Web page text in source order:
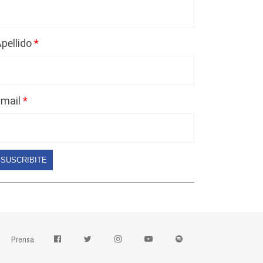
SUSCRIBITE
Prensa